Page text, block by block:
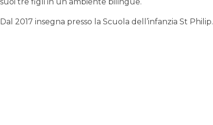
Dal 2017 ​insegna presso la Scuola dell’infanzia St Philip.